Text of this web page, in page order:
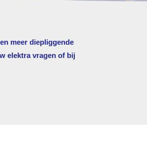
meer diepliggende
elektra vragen of bij